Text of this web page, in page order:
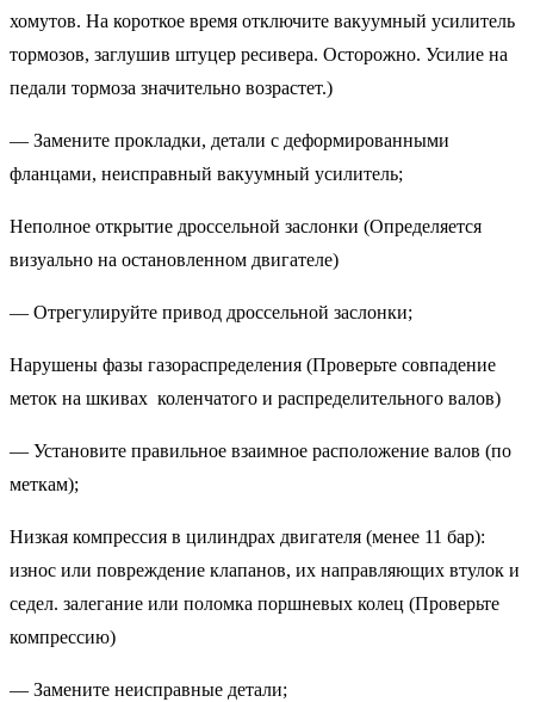
хомутов. На короткое время отключите вакуумный усилитель
тормозов, заглушив штуцер ресивера. Осторожно. Усилие на
педали тормоза значительно возрастет.)
— Замените прокладки, детали с деформированными
фланцами, неисправный вакуумный усилитель;
Неполное открытие дроссельной заслонки (Определяется
визуально на остановленном двигателе)
— Отрегулируйте привод дроссельной заслонки;
Нарушены фазы газораспределения (Проверьте совпадение
меток на шкивах коленчатого и распределительного валов)
— Установите правильное взаимное расположение валов (по
меткам);
Низкая компрессия в цилиндрах двигателя (менее 11 бар):
износ или повреждение клапанов, их направляющих втулок и
седел. залегание или поломка поршневых колец (Проверьте
компрессию)
— Замените неисправные детали;